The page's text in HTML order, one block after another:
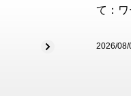
て：ワ
2026/08/